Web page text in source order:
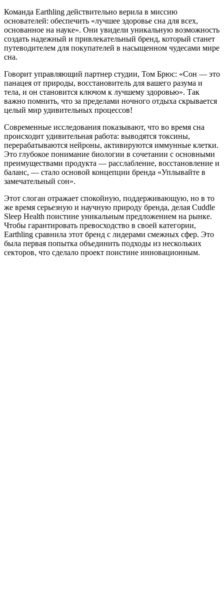
Команда Earthling действительно верила в миссию
основателей: обеспечить «лучшее здоровье сна для всех,
основанное на науке». Они увидели уникальную возможность
создать надежный и привлекательный бренд, который станет
путеводителем для покупателей в насыщенном чудесами мире
сна.
Говорит управляющий партнер студии, Том Брюс: «Сон — это
панацея от природы, восстановитель для вашего разума и
тела, и он становится ключом к лучшему здоровью». Так
важно помнить, что за пределами ночного отдыха скрывается
целый мир удивительных процессов!
Современные исследования показывают, что во время сна
происходит удивительная работа: выводятся токсины,
перерабатываются нейроны, активируются иммунные клетки.
Это глубокое понимание биологии в сочетании с основными
преимуществами продукта — расслабление, восстановление и
баланс, — стало основой концепции бренда «Уплывайте в
замечательный сон».
Этот слоган отражает спокойную, поддерживающую, но в то
же время серьезную и научную природу бренда, делая Cuddle
Sleep Health поистине уникальным предложением на рынке.
Чтобы гарантировать превосходство в своей категории,
Earthling сравнила этот бренд с лидерами смежных сфер. Это
была первая попытка объединить подходы из нескольких
секторов, что сделало проект поистине инновационным.